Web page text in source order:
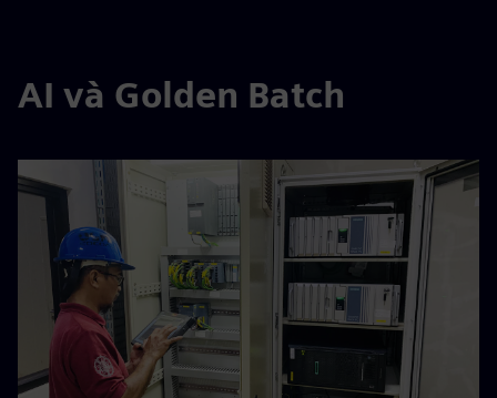
AI và Golden Batch